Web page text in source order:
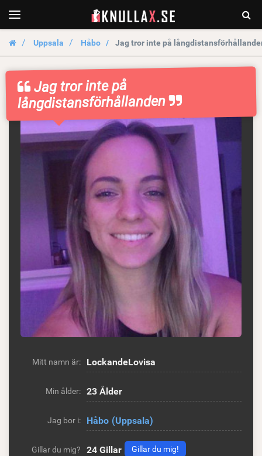
navigation
KnullaX.se
Uppsala Håbo Jag tror inte på
Jag tror inte på
långdistansförhållanden
Mitt namn är: LockandeLovisa
Min ålder: 23 Ålder
Jag bor i: Håbo (Uppsala)
Gillar du mig? 24Gillar Gillar du mig!